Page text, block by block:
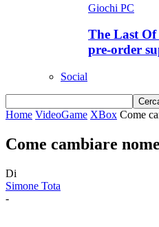
Giochi PC
The Last
pre-order
Social
Home VideoGame XBox Come
Come cambiare
Di
Simone Tota
-